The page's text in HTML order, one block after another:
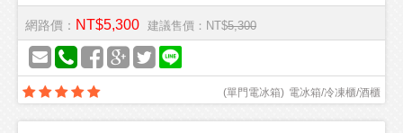
網路價： NT$5,300 建議售價：NT$5,300
電冰箱/冷凍櫃/酒櫃
(單門電冰箱)